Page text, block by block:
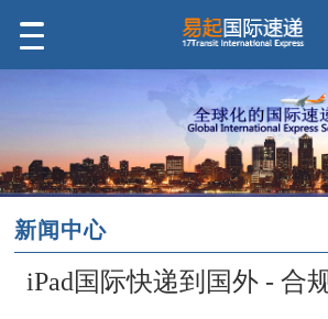
新闻中心
iPad国际快递到国外 - 合